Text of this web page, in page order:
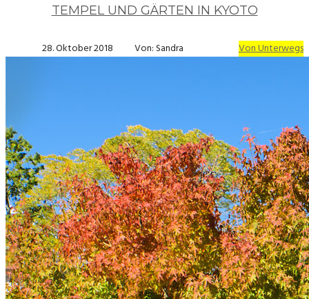
TEMPEL UND GÄRTEN IN KYOTO
28. Oktober 2018 Von: Sandra Von Unterwegs